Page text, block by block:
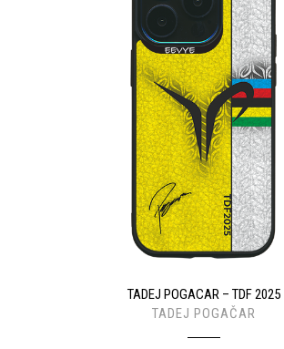
TADEJ POGACAR – TDF 2025
TADEJ POGAČAR